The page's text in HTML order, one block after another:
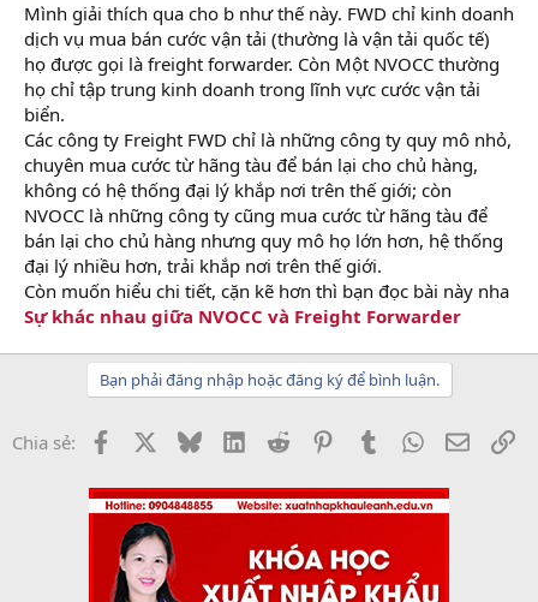
Mình giải thích qua cho b như thế này. FWD chỉ kinh doanh
dịch vụ mua bán cước vận tải (thường là vận tải quốc tế)
họ được gọi là freight forwarder. Còn Một NVOCC thường
họ chỉ tập trung kinh doanh trong lĩnh vực cước vận tải
biển.
Các công ty Freight FWD chỉ là những công ty quy mô nhỏ,
chuyên mua cước từ hãng tàu để bán lại cho chủ hàng,
không có hệ thống đại lý khắp nơi trên thế giới; còn
NVOCC là những công ty cũng mua cước từ hãng tàu để
bán lại cho chủ hàng nhưng quy mô họ lớn hơn, hệ thống
đại lý nhiều hơn, trải khắp nơi trên thế giới.
Còn muốn hiểu chi tiết, cặn kẽ hơn thì bạn đọc bài này nha
Sự khác nhau giữa NVOCC và Freight Forwarder
Bạn phải đăng nhập hoặc đăng ký để bình luận.
Chia sẻ: Facebook BlueskyLinkedInReddit PinterestTumblrWhatsApp
Email